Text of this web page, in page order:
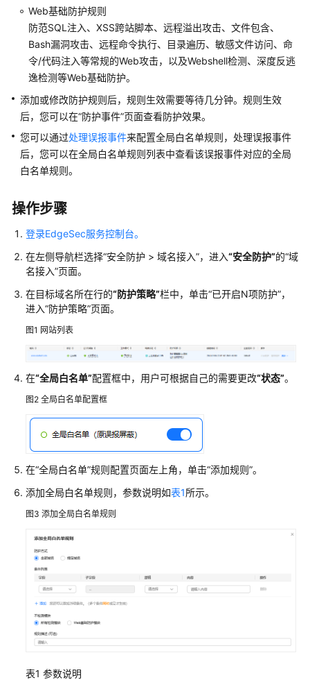
权
使
用
EdgeSec
买
边
缘
安
护
用
流
程
域
接
防
护
护
策
概
述
理
防
策
Web基础防护规则
防范SQL注入、XSS跨站脚本、远程溢出攻击、文件包含、
Bash漏洞攻击、远程命令执行、目录遍历、敏感文件访问、命
令/代码注入等常规的Web攻击，以及Webshell检测、深度反逃
逸检测等Web基础防护。
添加或修改防护规则后，规则生效需要等待几分钟。规则生效
后，您可以在“防护事件”页面查看防护效果。
您可以通过处理误报事件来配置全局白名单规则，处理误报事件
后，您可以在全局白名单规则列表中查看该误报事件对应的全局
白名单规则。
操作步骤
登录EdgeSec服务控制台。
在左侧导航栏选择“安全防护 > 域名接入”，进入“安全防护”的“域
名接入”页面。
在目标域名所在行的“防护策略”栏中，单击“已开启N项防护”，
进入“防护策略”页面。
图1 网站列表
在“全局白名单”配置框中，用户可根据自己的需要更改“状态”。
图2 全局白名单配置框
在“全局白名单”规则配置页面左上角，单击“添加规则”。
添加全局白名单规则，参数说明如表1所示。
图3 添加全局白名单规则
表1 参数说明